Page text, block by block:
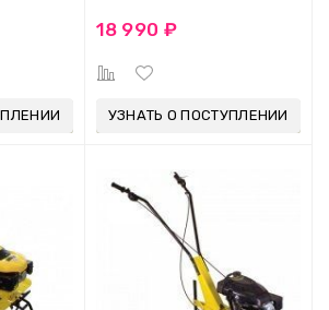
18 990 ₽
УЗНАТЬ О ПОСТУПЛЕНИИ